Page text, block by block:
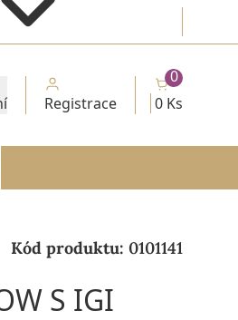
Registrace 0 Ks
0
Kód produktu: 0101141
S IGI